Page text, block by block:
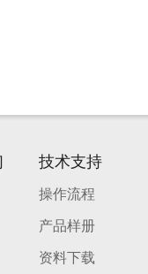
技术支持
操作流程
产品样册
资料下载